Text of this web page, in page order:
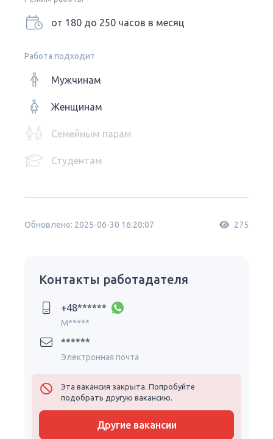
от 180 до 250 часов в месяц
Работа подходит
Мужчинам
Женщинам
Семейным парам
Студентам
Обновлено: 2025-06-30 16:20:07 275
Контакты работадателя
+48******
M*****
******
Электронная почта
Эта вакансия закрыта. Попробуйте
подобрать другую вакансию.
Другие вакансии